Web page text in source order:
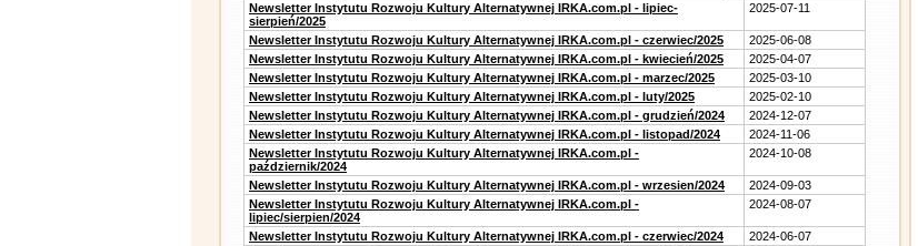
Newsletter Instytutu Rozwoju Kultury Alternatywnej IRKA.com.pl - lipiec-
sierpień/2025
2025-07-11
Newsletter Instytutu Rozwoju Kultury Alternatywnej IRKA.com.pl - czerwiec/2025
2025-06-08
Newsletter Instytutu Rozwoju Kultury Alternatywnej IRKA.com.pl - kwiecień/2025
2025-04-07
Newsletter Instytutu Rozwoju Kultury Alternatywnej IRKA.com.pl - marzec/2025
2025-03-10
Newsletter Instytutu Rozwoju Kultury Alternatywnej IRKA.com.pl - luty/2025
2025-02-10
Newsletter Instytutu Rozwoju Kultury Alternatywnej IRKA.com.pl - grudzień/2024
2024-12-07
Newsletter Instytutu Rozwoju Kultury Alternatywnej IRKA.com.pl - listopad/2024
2024-11-06
Newsletter Instytutu Rozwoju Kultury Alternatywnej IRKA.com.pl -
październik/2024
2024-10-08
Newsletter Instytutu Rozwoju Kultury Alternatywnej IRKA.com.pl - wrzesien/2024
2024-09-03
Newsletter Instytutu Rozwoju Kultury Alternatywnej IRKA.com.pl -
lipiec/sierpien/2024
2024-08-07
Newsletter Instytutu Rozwoju Kultury Alternatywnej IRKA.com.pl - czerwiec/2024
2024-06-07